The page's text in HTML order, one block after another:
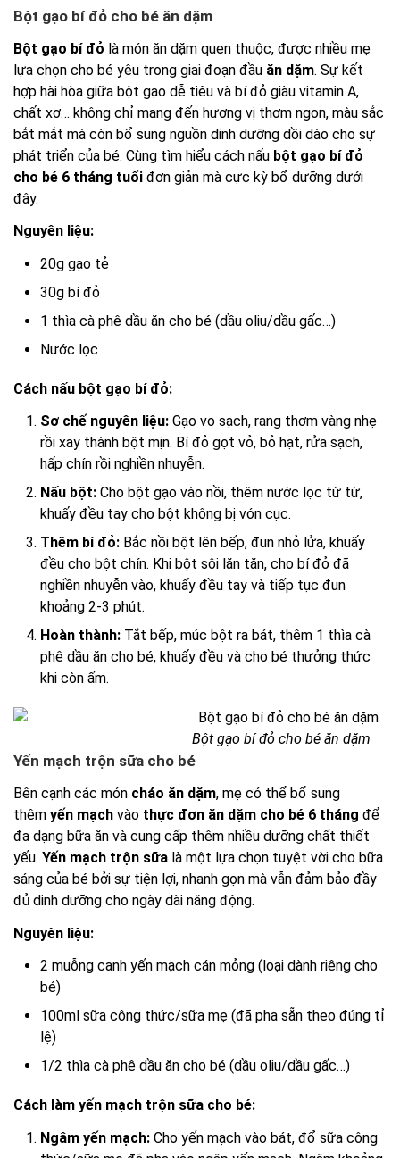
Bột gạo bí đỏ cho bé ăn dặm
Bột gạo bí đỏ là món ăn dặm quen thuộc, được nhiều mẹ
lựa chọn cho bé yêu trong giai đoạn đầu ăn dặm. Sự kết
hợp hài hòa giữa bột gạo dễ tiêu và bí đỏ giàu vitamin A,
chất xơ… không chỉ mang đến hương vị thơm ngon, màu sắc
bắt mắt mà còn bổ sung nguồn dinh dưỡng dồi dào cho sự
phát triển của bé. Cùng tìm hiểu cách nấu bột gạo bí đỏ
cho bé 6 tháng tuổi đơn giản mà cực kỳ bổ dưỡng dưới
đây.
Nguyên liệu:
20g gạo tẻ
30g bí đỏ
1 thìa cà phê dầu ăn cho bé (dầu oliu/dầu gấc…)
Nước lọc
Cách nấu bột gạo bí đỏ:
Sơ chế nguyên liệu: Gạo vo sạch, rang thơm vàng nhẹ
rồi xay thành bột mịn. Bí đỏ gọt vỏ, bỏ hạt, rửa sạch,
hấp chín rồi nghiền nhuyễn.
Nấu bột: Cho bột gạo vào nồi, thêm nước lọc từ từ,
khuấy đều tay cho bột không bị vón cục.
Thêm bí đỏ: Bắc nồi bột lên bếp, đun nhỏ lửa, khuấy
đều cho bột chín. Khi bột sôi lăn tăn, cho bí đỏ đã
nghiền nhuyễn vào, khuấy đều tay và tiếp tục đun
khoảng 2-3 phút.
Hoàn thành: Tắt bếp, múc bột ra bát, thêm 1 thìa cà
phê dầu ăn cho bé, khuấy đều và cho bé thưởng thức
khi còn ấm.
Bột gạo bí đỏ cho bé ăn dặm
Yến mạch trộn sữa cho bé
Bên cạnh các món cháo ăn dặm, mẹ có thể bổ sung
thêm yến mạch vào thực đơn ăn dặm cho bé 6 tháng để
đa dạng bữa ăn và cung cấp thêm nhiều dưỡng chất thiết
yếu. Yến mạch trộn sữa là một lựa chọn tuyệt vời cho bữa
sáng của bé bởi sự tiện lợi, nhanh gọn mà vẫn đảm bảo đầy
đủ dinh dưỡng cho ngày dài năng động.
Nguyên liệu:
2 muỗng canh yến mạch cán mỏng (loại dành riêng cho
bé)
100ml sữa công thức/sữa mẹ (đã pha sẵn theo đúng tỉ
lệ)
1/2 thìa cà phê dầu ăn cho bé (dầu oliu/dầu gấc…)
Cách làm yến mạch trộn sữa cho bé:
Ngâm yến mạch: Cho yến mạch vào bát, đổ sữa công